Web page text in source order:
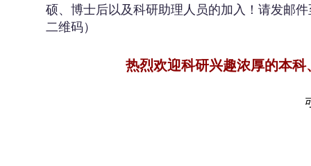
硕、博士后以及科研助理人员的加入！请发邮件
二维码）
热烈欢迎科研兴趣浓厚的本